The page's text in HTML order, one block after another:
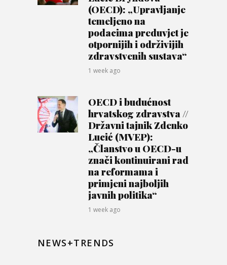
(OECD): „Upravljanje
temeljeno na
podacima preduvjet je
otpornijih i održivijih
zdravstvenih sustava“
1 week ago
OECD i budućnost
hrvatskog zdravstva //
Državni tajnik Zdenko
Lucić (MVEP):
„Članstvo u OECD-u
znači kontinuirani rad
na reformama i
primjeni najboljih
javnih politika“
1 week ago
NEWS+TRENDS